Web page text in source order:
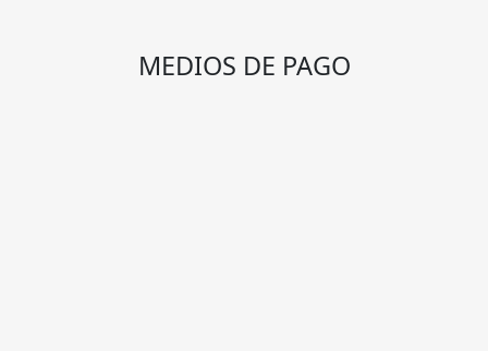
MEDIOS DE PAGO